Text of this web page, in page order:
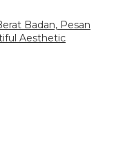
Badan, Pesan
Aesthetic